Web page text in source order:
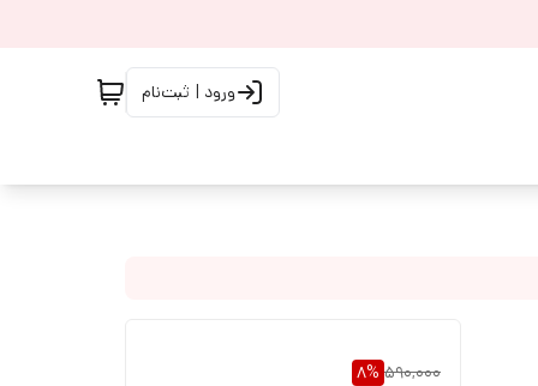
ورود | ثبت‌نام
590,000
8%